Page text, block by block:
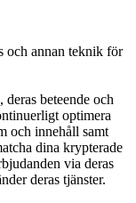
och annan teknik för
beteende och
optimera
och innehåll samt
dina krypterade
via deras
deras tjänster.